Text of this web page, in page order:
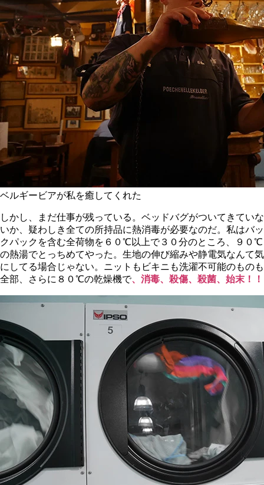
ベルギービアが私を癒してくれた
しかし、まだ仕事が残っている。ベッドバグがついてきていな
いか、疑わしき全ての所持品に熱消毒が必要なのだ。私はバッ
クパックを含む全荷物を６０℃以上で３０分のところ、９０℃
の熱湯でとっちめてやった。生地の伸び縮みや静電気なんて気
にしてる場合じゃない。ニットもビキニも洗濯不可能のものも
全部、さらに８０℃の乾燥機で、消毒、殺傷、殺菌、始末！！